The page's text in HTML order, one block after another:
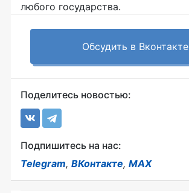
любого государства.
Обсудить в Вконтакте
Поделитесь новостью:
Подпишитесь на нас:
Telegram, ВКонтакте, MAX